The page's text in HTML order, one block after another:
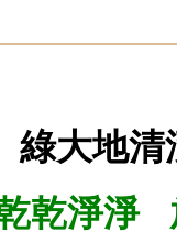
綠大地清
乾淨淨